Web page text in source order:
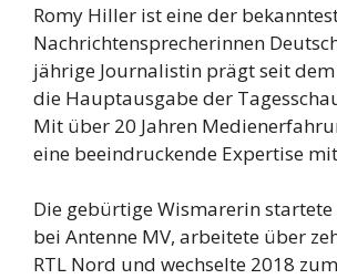
Romy Hiller ist eine der
Nachrichtensprecherinnen
jährige Journalistin prägt seit dem
die Hauptausgabe der
Mit über 20 Jahren
eine beeindruckende Expertise
Die gebürtige Wismarerin
bei Antenne MV, arbeitete über
RTL Nord und wechselte 2018